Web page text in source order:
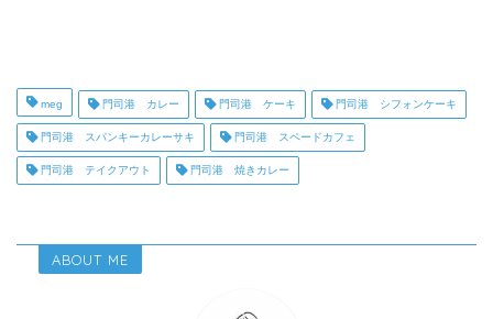
meg 門司港 カレー 門司港 ケーキ 門司港 シフォンケーキ
門司港 スパンキーカレーサキ 門司港 スペードカフェ
門司港 テイクアウト 門司港 焼きカレー
ABOUT ME